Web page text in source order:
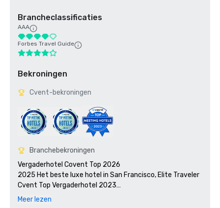
Brancheclassificaties
AAA
Forbes Travel Guide
Bekroningen
Cvent-bekroningen
Branchebekroningen
Vergaderhotel Covent Top 2026
2025 Het beste luxe hotel in San Francisco, Elite Traveler
Cvent Top Vergaderhotel 2023
2023 7x7:50 meest iconische cocktails in San Francisco
Meer lezen